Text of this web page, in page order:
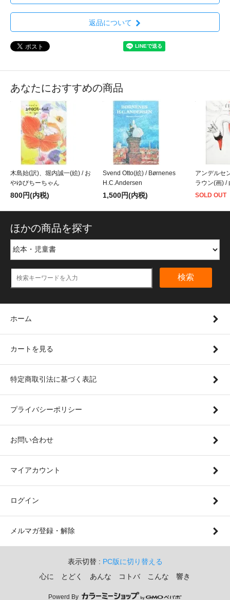
返品について
あなたにおすすめの商品
木島始(訳)、堀内誠一(絵) / お
やゆびちーちゃん
800円(内税)
Svend Otto(絵) / Børnenes
H.C.Andersen
1,500円(内税)
アンデルセ
ラウン(画) /
SOLD OUT
ほかの商品を探す
検索
ホーム
カートを見る
特定商取引法に基づく表記
プライバシーポリシー
お問い合わせ
マイアカウント
ログイン
メルマガ登録・解除
表示切替 : PC版に切り替える
心に とどく あんな コトバ こんな 響き
Powerd By